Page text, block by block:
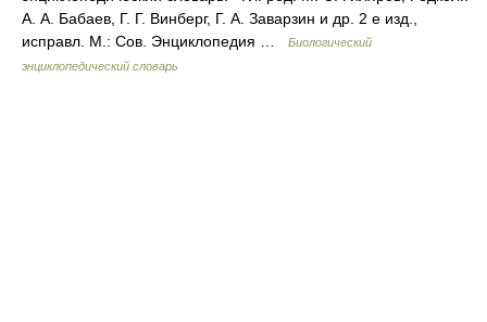
А. А. Бабаев, Г. Г. Винберг, Г. А. Заварзин и др. 2 е изд.,
исправл. М.: Сов. Энциклопедия …
Биологический
энциклопедический словарь